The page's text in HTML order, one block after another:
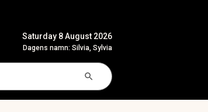
Saturday 8 August 2026
Dagens namn: Silvia, Sylvia
Search Button